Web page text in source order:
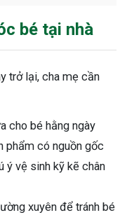
bé tại nhà
trở lại, cha mẹ cần
cho bé hằng ngày
phẩm có nguồn gốc
ý vệ sinh kỹ kẽ chân
xuyên để tránh bé